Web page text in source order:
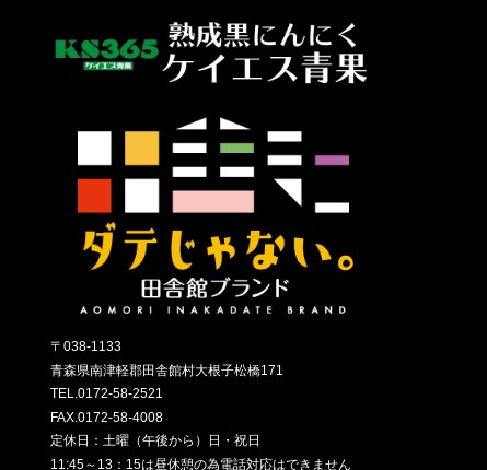
〒038-1133
青森県南津軽郡田舎館村大根子松橋171
TEL.0172-58-2521
FAX.0172-58-4008
定休日：土曜（午後から）日・祝日
11:45～13：15は昼休憩の為電話対応はできません